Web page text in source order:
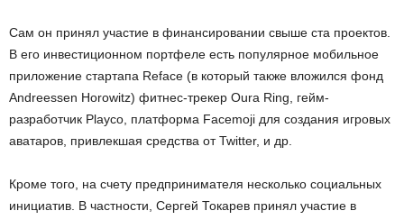
Сам он принял участие в финансировании свыше ста проектов.
В его инвестиционном портфеле есть популярное мобильное
приложение стартапа Reface (в который также вложился фонд
Andreessen Horowitz) фитнес-трекер Oura Ring, гейм-
разработчик Playco, платформа Facemoji для создания игровых
аватаров, привлекшая средства от Twitter, и др.
Кроме того, на счету предпринимателя несколько социальных
инициатив. В частности, Сергей Токарев принял участие в